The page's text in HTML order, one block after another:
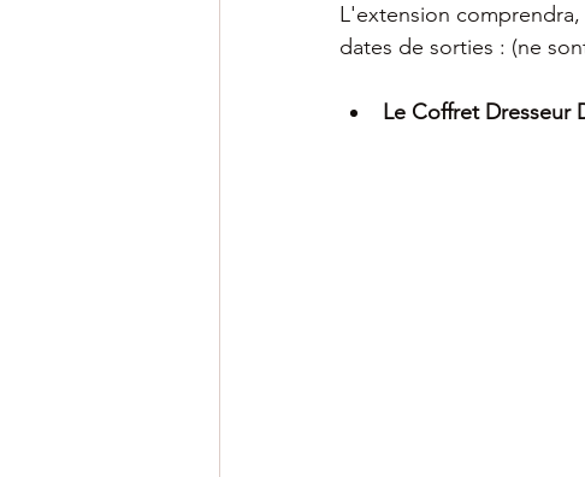
L'extension
dates de sorties : (ne
Le Coffret Dresseur